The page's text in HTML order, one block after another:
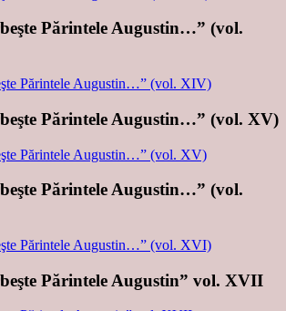
Părintele Augustin…” (vol.
Părintele Augustin…” (vol. XV)
Părintele Augustin…” (vol.
Părintele Augustin” vol. XVII